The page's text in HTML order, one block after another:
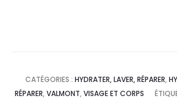
CATÉGORIES : HYDRATER, LAVER, RÉPARER,
RÉPARER, VALMONT, VISAGE ET CORPS